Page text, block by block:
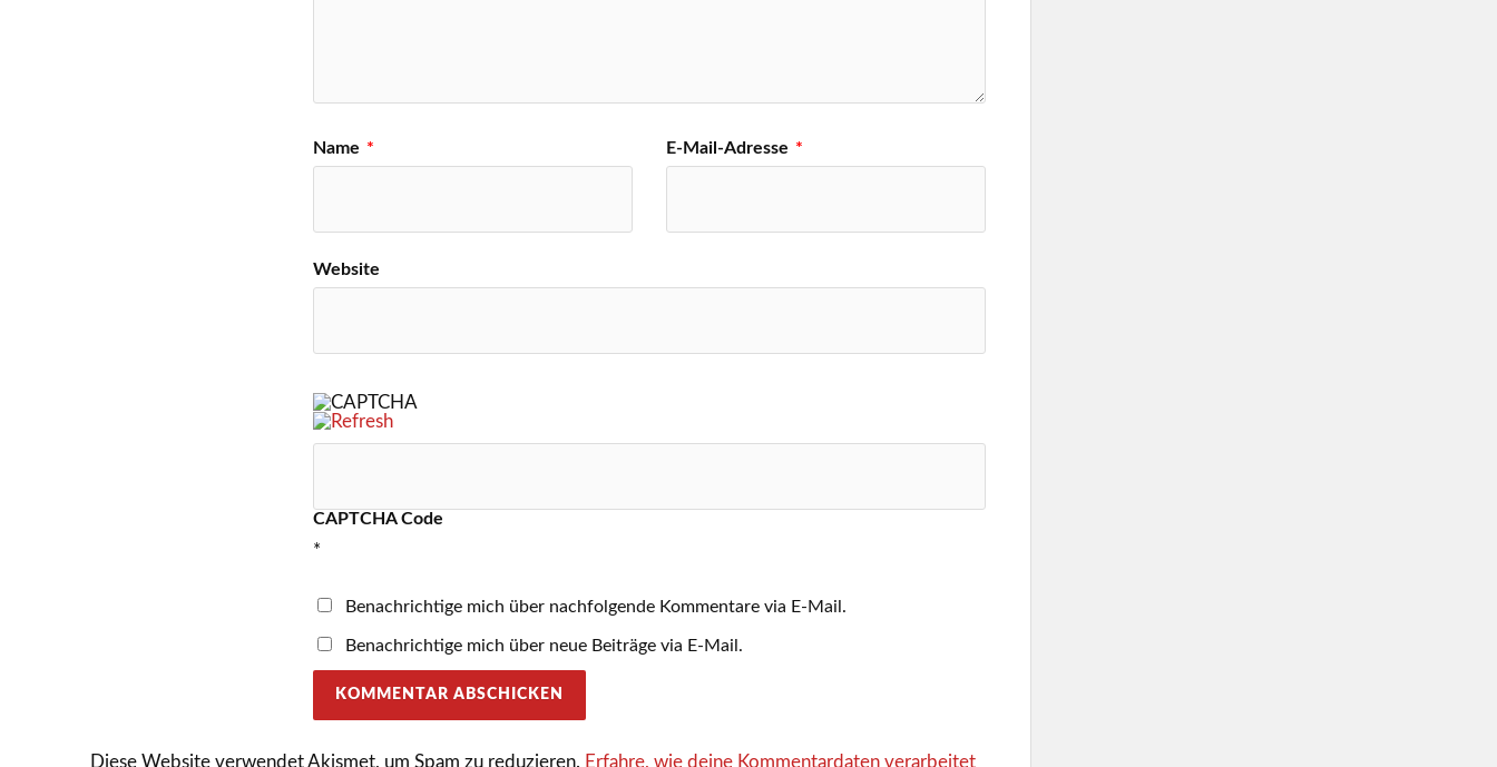
Name * E-Mail-Adresse *
Website
CAPTCHA Code
*
Benachrichtige mich über nachfolgende Kommentare via E-Mail.
Benachrichtige mich über neue Beiträge via E-Mail.
Diese Website verwendet Akismet, um Spam zu reduzieren. Erfahre, wie deine Kommentardaten verarbeitet